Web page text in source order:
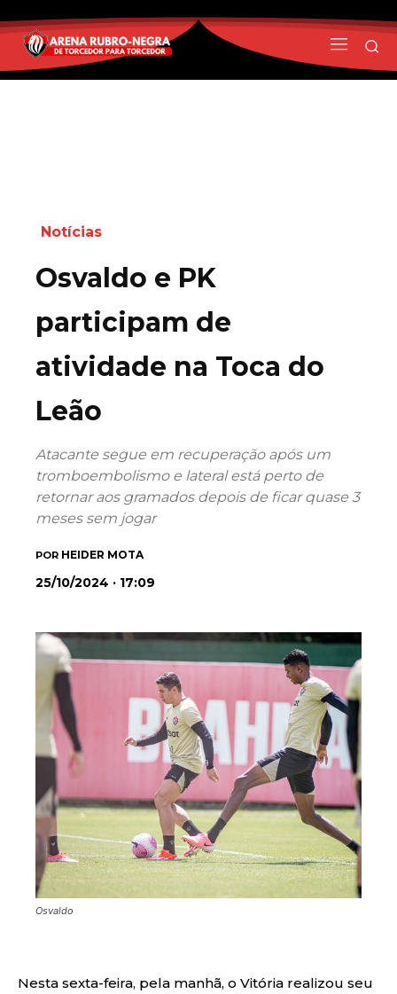
Notícias
Osvaldo e PK
participam de
atividade na Toca do
Leão
Atacante segue em recuperação após um
tromboembolismo e lateral está perto de
retornar aos gramados depois de ficar quase 3
meses sem jogar
POR HEIDER MOTA
25/10/2024 · 17:09
Osvaldo
Nesta sexta-feira, pela manhã, o Vitória realizou seu